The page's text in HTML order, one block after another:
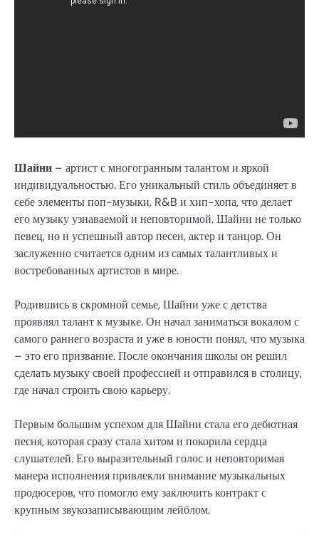
Шайни – артист с многогранным талантом и яркой
индивидуальностью. Его уникальный стиль объединяет в
себе элементы поп-музыки, R&B и хип-хопа, что делает
его музыку узнаваемой и неповторимой. Шайни не только
певец, но и успешный автор песен, актер и танцор. Он
заслуженно считается одним из самых талантливых и
востребованных артистов в мире.
Родившись в скромной семье, Шайни уже с детства
проявлял талант к музыке. Он начал заниматься вокалом с
самого раннего возраста и уже в юности понял, что музыка
– это его призвание. После окончания школы он решил
сделать музыку своей профессией и отправился в столицу,
где начал строить свою карьеру.
Первым большим успехом для Шайни стала его дебютная
песня, которая сразу стала хитом и покорила сердца
слушателей. Его выразительный голос и неповторимая
манера исполнения привлекли внимание музыкальных
продюсеров, что помогло ему заключить контракт с
крупным звукозаписывающим лейблом.